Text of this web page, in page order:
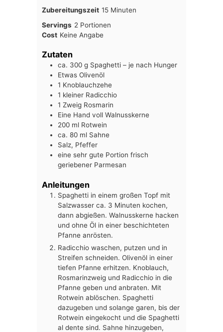
Zubereitungszeit 15Minuten
Minuten
Servings 2 Portionen
Cost Keine Angabe
Zutaten
ca. 300 g Spaghetti – je nach Hunger
Etwas Olivenöl
1 Knoblauchzehe
1 kleiner Radicchio
1 Zweig Rosmarin
Eine Hand voll Walnusskerne
200 ml Rotwein
ca. 80 ml Sahne
Salz, Pfeffer
eine sehr gute Portion frisch
geriebener Parmesan
Anleitungen
Spaghetti in einem großen Topf mit
Salzwasser ca. 3 Minuten kochen,
dann abgießen. Walnusskerne hacken
und ohne Öl in einer beschichteten
Pfanne anrösten.
Radicchio waschen, putzen und in
Streifen schneiden. Olivenöl in einer
tiefen Pfanne erhitzen. Knoblauch,
Rosmarinzweig und Radicchio in die
Pfanne geben und anbraten. Mit
Rotwein ablöschen. Spaghetti
dazugeben und solange garen, bis der
Rotwein eingekocht und die Spaghetti
al dente sind. Sahne hinzugeben,